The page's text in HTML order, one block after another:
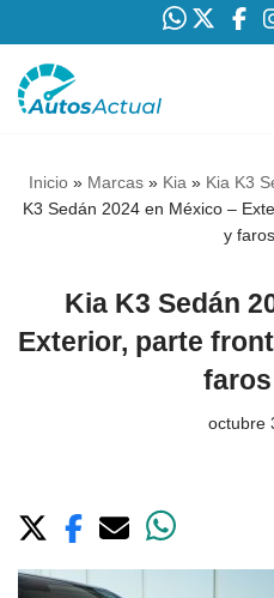
Saltar
Inicio» Marcas» Kia » Kia K3
K3 Sedán 2024 en México –
y
Kia K3 Sedán
Exterior, parte
octubre